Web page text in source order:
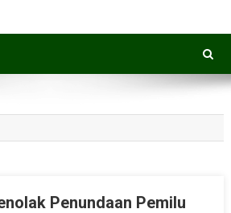
Penundaan Pemilu